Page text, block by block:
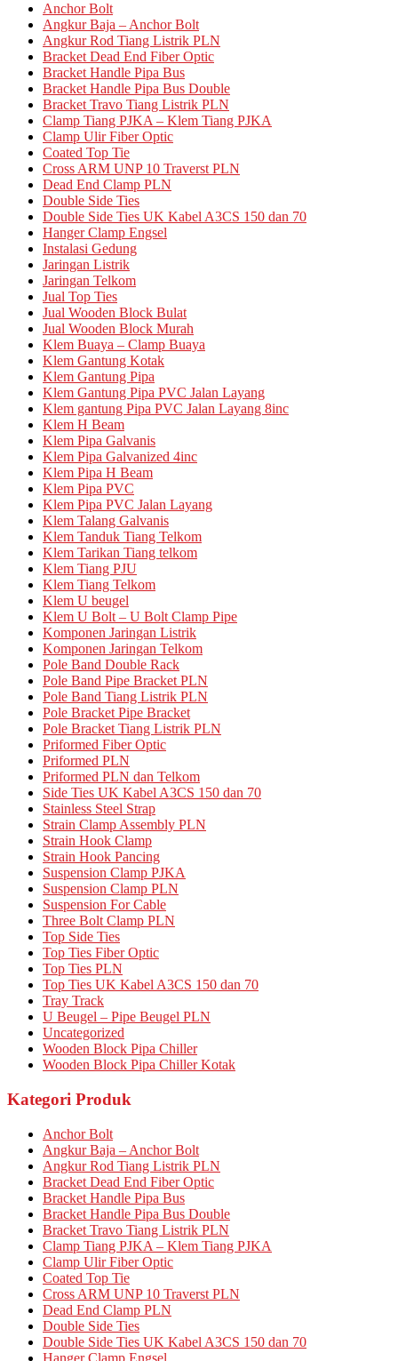
Anchor Bolt
Angkur Baja – Anchor Bolt
Angkur Rod Tiang Listrik PLN
Bracket Dead End Fiber Optic
Bracket Handle Pipa Bus
Bracket Handle Pipa Bus Double
Bracket Travo Tiang Listrik PLN
Clamp Tiang PJKA – Klem Tiang PJKA
Clamp Ulir Fiber Optic
Coated Top Tie
Cross ARM UNP 10 Traverst PLN
Dead End Clamp PLN
Double Side Ties
Double Side Ties UK Kabel A3CS 150 dan 70
Hanger Clamp Engsel
Instalasi Gedung
Jaringan Listrik
Jaringan Telkom
Jual Top Ties
Jual Wooden Block Bulat
Jual Wooden Block Murah
Klem Buaya – Clamp Buaya
Klem Gantung Kotak
Klem Gantung Pipa
Klem Gantung Pipa PVC Jalan Layang
Klem gantung Pipa PVC Jalan Layang 8inc
Klem H Beam
Klem Pipa Galvanis
Klem Pipa Galvanized 4inc
Klem Pipa H Beam
Klem Pipa PVC
Klem Pipa PVC Jalan Layang
Klem Talang Galvanis
Klem Tanduk Tiang Telkom
Klem Tarikan Tiang telkom
Klem Tiang PJU
Klem Tiang Telkom
Klem U beugel
Klem U Bolt – U Bolt Clamp Pipe
Komponen Jaringan Listrik
Komponen Jaringan Telkom
Pole Band Double Rack
Pole Band Pipe Bracket PLN
Pole Band Tiang Listrik PLN
Pole Bracket Pipe Bracket
Pole Bracket Tiang Listrik PLN
Priformed Fiber Optic
Priformed PLN
Priformed PLN dan Telkom
Side Ties UK Kabel A3CS 150 dan 70
Stainless Steel Strap
Strain Clamp Assembly PLN
Strain Hook Clamp
Strain Hook Pancing
Suspension Clamp PJKA
Suspension Clamp PLN
Suspension For Cable
Three Bolt Clamp PLN
Top Side Ties
Top Ties Fiber Optic
Top Ties PLN
Top Ties UK Kabel A3CS 150 dan 70
Tray Track
U Beugel – Pipe Beugel PLN
Uncategorized
Wooden Block Pipa Chiller
Wooden Block Pipa Chiller Kotak
Kategori Produk
Anchor Bolt
Angkur Baja – Anchor Bolt
Angkur Rod Tiang Listrik PLN
Bracket Dead End Fiber Optic
Bracket Handle Pipa Bus
Bracket Handle Pipa Bus Double
Bracket Travo Tiang Listrik PLN
Clamp Tiang PJKA – Klem Tiang PJKA
Clamp Ulir Fiber Optic
Coated Top Tie
Cross ARM UNP 10 Traverst PLN
Dead End Clamp PLN
Double Side Ties
Double Side Ties UK Kabel A3CS 150 dan 70
Hanger Clamp Engsel